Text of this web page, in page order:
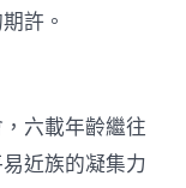
許。
六載年齡繼往
近族的凝集力